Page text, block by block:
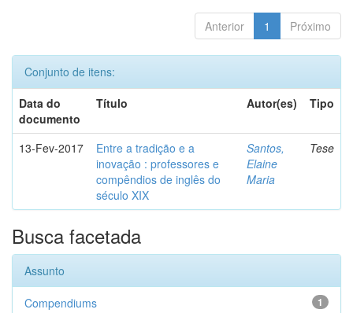
Anterior 1 Próximo
Conjunto de itens:
Data do
documento
Título Autor(es) Tipo
13-Fev-2017
Entre a tradição e a
inovação : professores e
compêndios de inglês do
século XIX
Santos,
Elaine
Maria
Tese
Busca facetada
Assunto
1
Compendiums